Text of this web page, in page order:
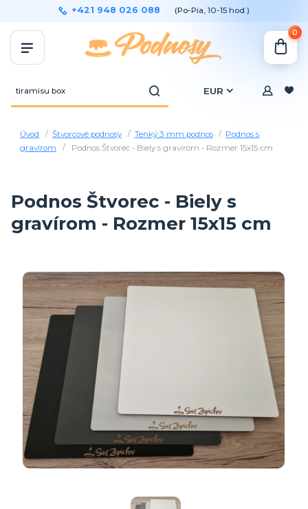
EUR
+421 948 026 088 (Po-Pia, 10-15 hod.)
0
Úvod Štvorcové podnosy Tenký 3 mm podnos
Podnos s
gravírom
Podnos Štvorec - Biely s gravírom - Rozmer 15x15 cm
Podnos Štvorec - Biely s
gravírom - Rozmer 15x15 cm